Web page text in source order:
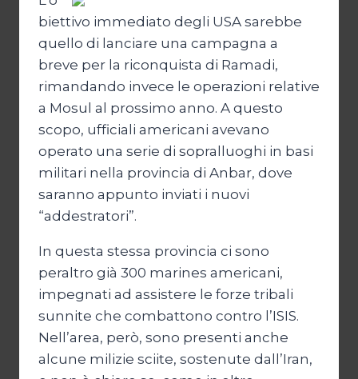
biettivo immediato degli USA sarebbe
quello di lanciare una campagna a
breve per la riconquista di Ramadi,
rimandando invece le operazioni relative
a Mosul al prossimo anno. A questo
scopo, ufficiali americani avevano
operato una serie di sopralluoghi in basi
militari nella provincia di Anbar, dove
saranno appunto inviati i nuovi
“addestratori”.
In questa stessa provincia ci sono
peraltro già 300 marines americani,
impegnati ad assistere le forze tribali
sunnite che combattono contro l’ISIS.
Nell’area, però, sono presenti anche
alcune milizie sciite, sostenute dall’Iran,